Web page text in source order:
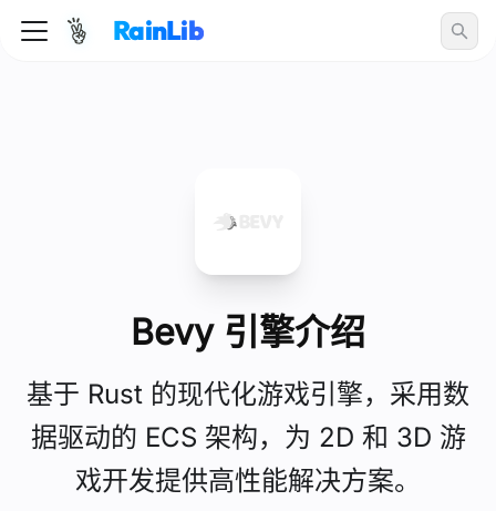
RainLib
Bevy 引擎介绍
基于 Rust 的现代化游戏引擎，采用数
据驱动的 ECS 架构，为 2D 和 3D 游
戏开发提供高性能解决方案。